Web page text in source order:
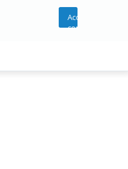
Acces
cont